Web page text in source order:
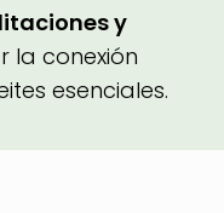
y
la conexión
esenciales.